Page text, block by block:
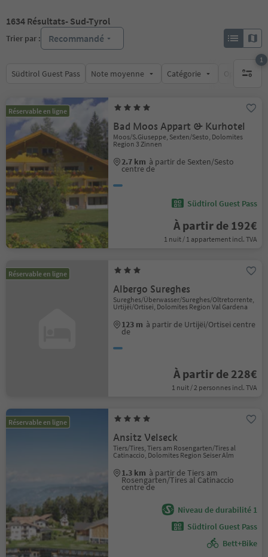
1634 Résultats- Sud-Tyrol
Trier par : Recommandé
Südtirol Guest Pass Note moyenne Catégorie Options de
1
1 filtre
Réservable en ligne
Bad Moos Appart & Kurhotel
Moos/S.Giuseppe, Sexten/Sesto, Dolomites
Region 3 Zinnen
2.7 km à partir de Sexten/Sesto
centre de
Südtirol Guest Pass
À partir de 192€
1 nuit / 1 appartement incl. TVA
Réservable en ligne
Albergo Sureghes
Sureghes/Überwasser/Sureghes/Oltretorrente,
Urtijëi/Ortisei, Dolomites Region Val Gardena
123 m à partir de Urtijëi/Ortisei centre
de
À partir de 228€
1 nuit / 2 personnes incl. TVA
Réservable en ligne
Ansitz Velseck
Tiers/Tires, Tiers am Rosengarten/Tires al
Catinaccio, Dolomites Region Seiser Alm
1.3 km à partir de Tiers am
Rosengarten/Tires al Catinaccio
centre de
Niveau de durabilité 1
Südtirol Guest Pass
Bett+Bike